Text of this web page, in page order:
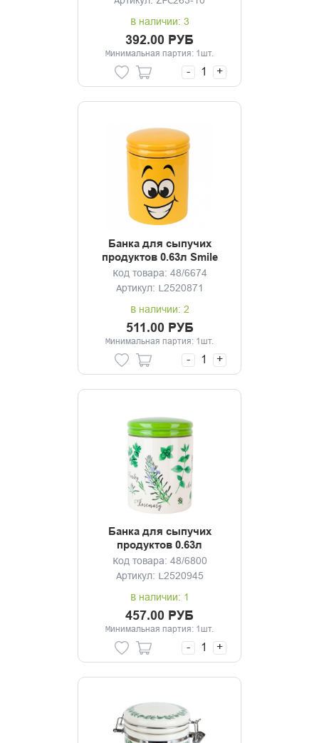
В наличии: 3
392.00 РУБ
Минимальная партия: 1шт.
- +
Банка для сыпучих
продуктов 0.63л Smile
Код товара: 48/6674
Артикул: L2520871
В наличии: 2
511.00 РУБ
Минимальная партия: 1шт.
- +
Банка для сыпучих
продуктов 0.63л
Душистые травы
Код товара: 48/6800
Артикул: L2520945
В наличии: 1
457.00 РУБ
Минимальная партия: 1шт.
- +